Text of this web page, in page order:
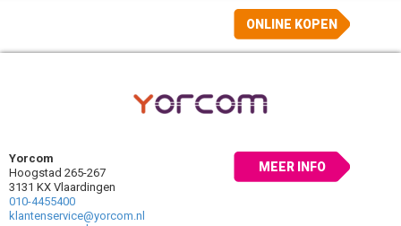
ONLINE KOPEN
Yorcom
Hoogstad 265-267
3131 KX Vlaardingen
010-4455400
klantenservice@yorcom.nl
MEER INFO